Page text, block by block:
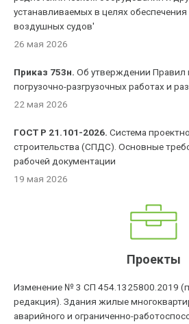
устанавливаемых в целях
воздушных судов'
26 мая 2026
Приказ 753н. Об утверждении Правил
погрузочно-разгрузочных работах и
22 мая 2026
ГОСТ Р 21.101-2026. Система
строительства (СПДС). Основные
рабочей документации
19 мая 2026
Проекты
Изменение № 3 СП 454.1325800.2019
редакция). Здания жилые
аварийного и ограниченно-